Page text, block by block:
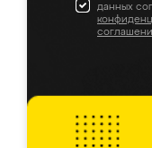
данных